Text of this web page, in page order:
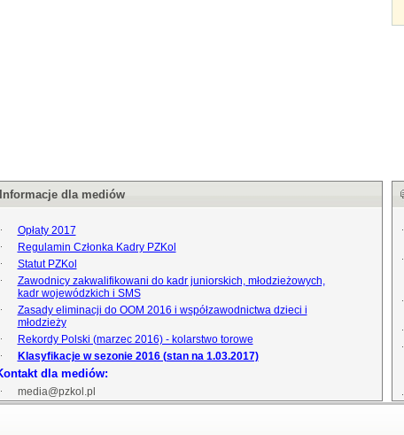
Informacje dla mediów
Opłaty 2017
Regulamin Członka Kadry PZKol
Statut PZKol
Zawodnicy zakwalifikowani do kadr juniorskich, młodzieżowych,
kadr wojewódzkich i SMS
Zasady eliminacji do OOM 2016 i współzawodnictwa dzieci i
młodzieży
Rekordy Polski (marzec 2016) - kolarstwo torowe
Klasyfikacje w sezonie 2016 (stan na 1.03.2017)
dla mediów:
media@pzkol.pl